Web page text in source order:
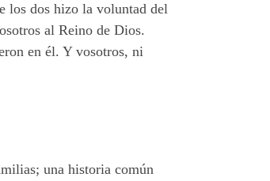
los dos hizo la voluntad del
al Reino de Dios.
en él. Y vosotros, ni
una historia común